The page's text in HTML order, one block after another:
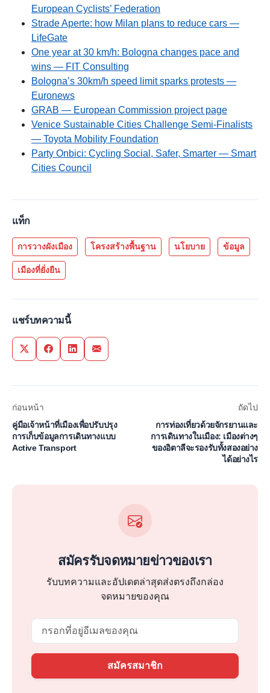
European Cyclists’ Federation
Strade Aperte: how Milan plans to reduce cars —
LifeGate
One year at 30 km/h: Bologna changes pace and
wins — FIT Consulting
Bologna’s 30km/h speed limit sparks protests —
Euronews
GRAB — European Commission project page
Venice Sustainable Cities Challenge Semi-Finalists
— Toyota Mobility Foundation
Party Onbici: Cycling Social, Safer, Smarter — Smart
Cities Council
แท็ก
การวางผังเมือง โครงสร้างพื้นฐาน นโยบาย ข้อมูล
เมืองที่ยั่งยืน
แชร์บทความนี้
Share on Twitter
Share on Facebook
Share on LinkedIn
Share via Email
ก่อนหน้า
คู่มือเจ้าหน้าที่เมืองเพื่อปรับปรุง
การเก็บข้อมูลการเดินทางแบบ
Active Transport
ถัดไป
การท่องเที่ยวด้วยจักรยานและ
การเดินทางในเมือง: เมืองต่างๆ
ของอิตาลีจะรองรับทั้งสองอย่าง
ได้อย่างไร
สมัครรับจดหมายข่าวของเรา
รับบทความและอัปเดตล่าสุดส่งตรงถึงกล่อง
จดหมายของคุณ
สมัครสมาชิก